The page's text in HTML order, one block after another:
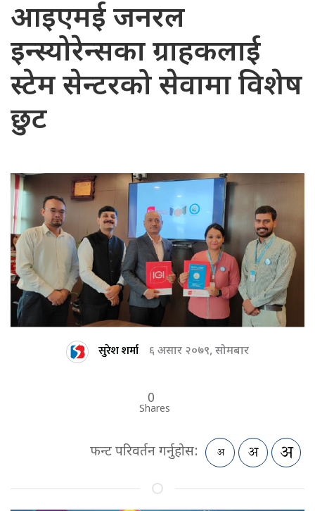
आइएमई जनरल
इन्स्योरेन्सका ग्राहकलाई
स्टेम सेन्टरको सेवामा विशेष
छुट
सुरेश शर्मा ६ असार २०७९, सोमबार
0
Shares
फन्ट परिवर्तन गर्नुहोस: